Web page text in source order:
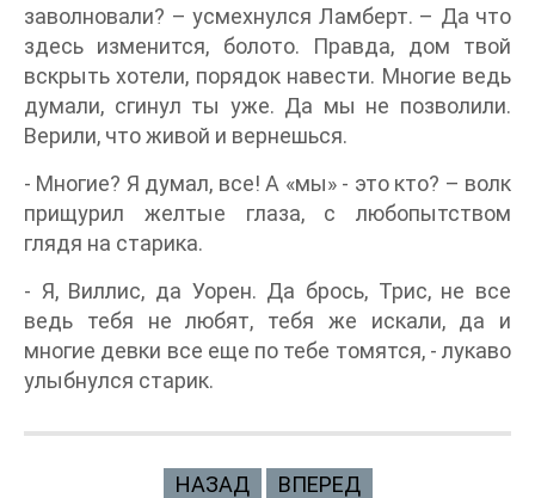
заволновали? – усмехнулся Ламберт. – Да что
здесь изменится, болото. Правда, дом твой
вскрыть хотели, порядок навести. Многие ведь
думали, сгинул ты уже. Да мы не позволили.
Верили, что живой и вернешься.
- Многие? Я думал, все! А «мы» - это кто? – волк
прищурил желтые глаза, с любопытством
глядя на старика.
- Я, Виллис, да Уорен. Да брось, Трис, не все
ведь тебя не любят, тебя же искали, да и
многие девки все еще по тебе томятся, - лукаво
улыбнулся старик.
НАЗАД ВПЕРЕД